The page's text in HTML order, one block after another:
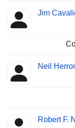
Jim
Neil
Robert F.